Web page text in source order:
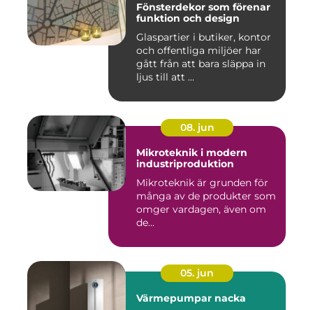
Fönsterdekor som förenar
funktion och design
Glaspartier i butiker, kontor
och offentliga miljöer har
gått från att bara släppa in
ljus till att ...
08. jun
Mikroteknik i modern
industriproduktion
Mikroteknik är grunden för
många av de produkter som
omger vardagen, även om
de...
05. jun
Värmepumpar nacka